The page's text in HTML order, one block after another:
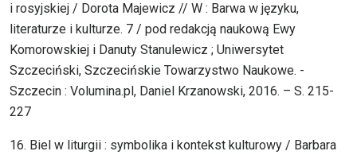
i rosyjskiej / Dorota Majewicz // W : Barwa w języku,
literaturze i kulturze. 7 / pod redakcją naukową Ewy
Komorowskiej i Danuty Stanulewicz ; Uniwersytet
Szczeciński, Szczecińskie Towarzystwo Naukowe. -
Szczecin : Volumina.pl, Daniel Krzanowski, 2016. – S. 215-
227
16. Biel w liturgii : symbolika i kontekst kulturowy / Barbara